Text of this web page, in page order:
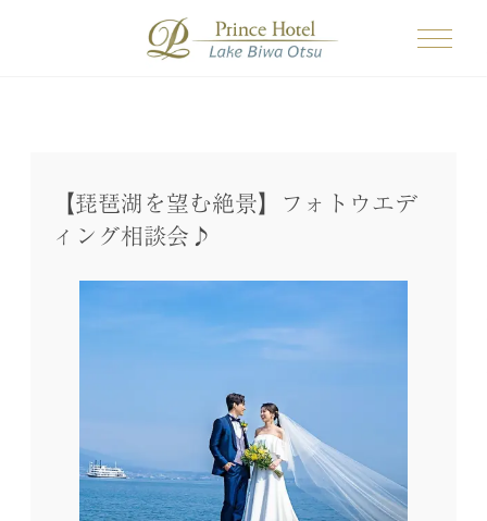
【琵琶湖を望む絶景】フォトウエデ
ィング相談会♪